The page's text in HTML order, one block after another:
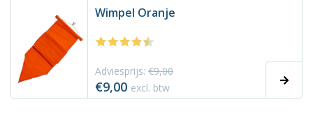
Wimpel Oranje
Adviesprijs: €9,00
€9,00 excl. btw